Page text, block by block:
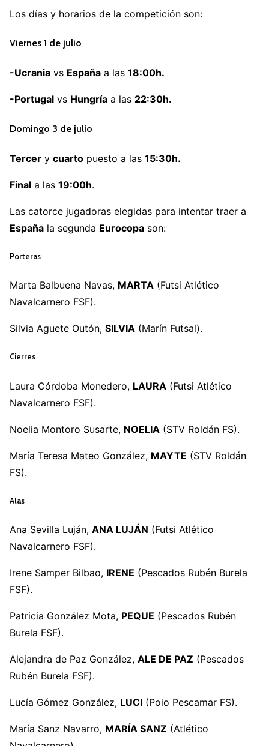
Los días y horarios de la competición son:
Viernes 1 de julio
-Ucrania vs España a las 18:00h.
-Portugal vs Hungría a las 22:30h.
Domingo 3 de julio
Tercer y cuarto puesto a las 15:30h.
Final a las 19:00h.
Las catorce jugadoras elegidas para intentar traer a
España la segunda Eurocopa son:
Porteras
Marta Balbuena Navas, MARTA (Futsi Atlético
Navalcarnero FSF).
Silvia Aguete Outón, SILVIA (Marín Futsal).
Cierres
Laura Córdoba Monedero, LAURA (Futsi Atlético
Navalcarnero FSF).
Noelia Montoro Susarte, NOELIA (STV Roldán FS).
María Teresa Mateo González, MAYTE (STV Roldán
FS).
Alas
Ana Sevilla Luján, ANA LUJÁN (Futsi Atlético
Navalcarnero FSF).
Irene Samper Bilbao, IRENE (Pescados Rubén Burela
FSF).
Patricia González Mota, PEQUE (Pescados Rubén
Burela FSF).
Alejandra de Paz González, ALE DE PAZ (Pescados
Rubén Burela FSF).
Lucía Gómez González, LUCI (Poio Pescamar FS).
María Sanz Navarro, MARÍA SANZ (Atlético